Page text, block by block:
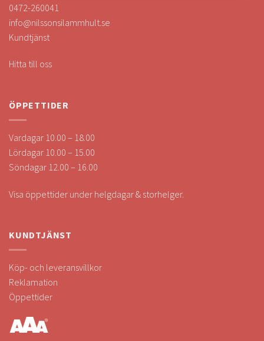
0472-260041
info@nilssonsilammhult.se
Kundtjänst
Hitta till oss
ÖPPETTIDER
Vardagar 10.00 – 18.00
Lördagar 10.00 – 15.00
Söndagar 12.00 – 16.00
Visa öppettider under helgdagar & storhelger.
KUNDTJÄNST
Köp- och leveransvillkor
Reklamation
Öppettider